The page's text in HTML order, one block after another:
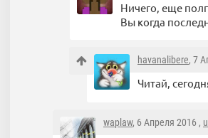
Ничего, еще
Вы когда
havanalibere, 7
Читай,
waplaw, 6 Апреля 2016 ,